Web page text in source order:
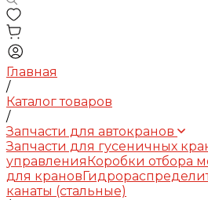
Главная
/
Каталог товаров
/
Запчасти для автокранов
Запчасти для гусеничных
управленияКоробки отбора
для кранов
канаты (стальные)